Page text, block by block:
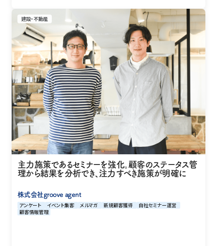
建設・不動産
主力施策であるセミナーを強化。顧客のステータス管
理から結果を分析でき、注力すべき施策が明確に
株式会社groove agent
アンケート イベント集客 メルマガ 新規顧客獲得
自社セミナー運営
顧客情報管理